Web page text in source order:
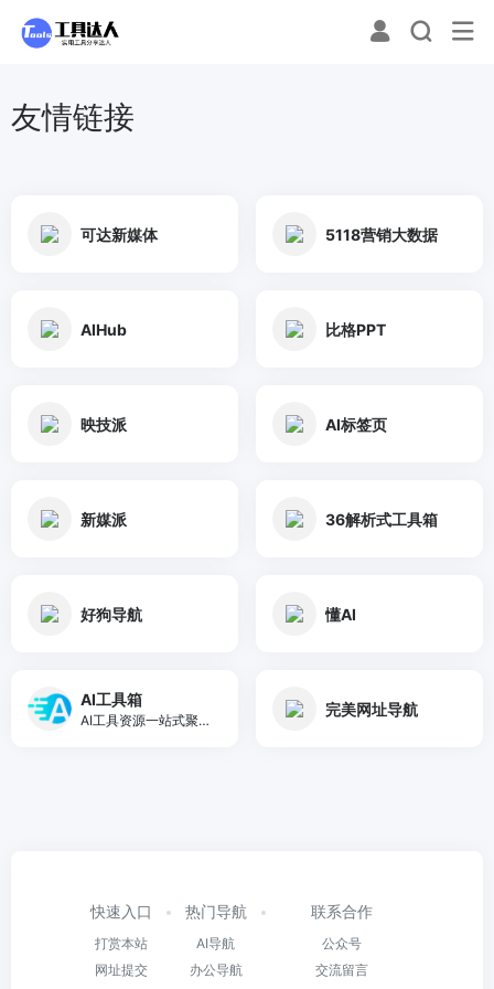
友情链接
可达新媒体 5118营销大数据
AIHub 比格PPT
映技派 AI标签页
新媒派 36解析式工具箱
好狗导航 懂AI
AI工具箱
AI工具资源一站式聚合网站
完美网址导航
快速入口
打赏本站
网址提交
热门导航
AI导航
办公导航
联系合作
公众号
交流留言